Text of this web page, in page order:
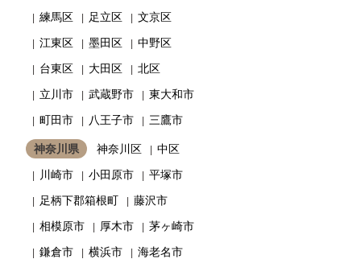
練馬区
足立区
文京区
江東区
墨田区
中野区
台東区
大田区
北区
立川市
武蔵野市
東大和市
町田市
八王子市 三鷹市
神奈川県 神奈川区
中区
川崎市
小田原市
平塚市
足柄下郡箱根町
藤沢市
相模原市
厚木市
茅ヶ崎市
鎌倉市
横浜市
海老名市